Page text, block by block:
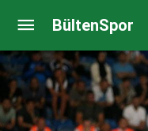
BültenSpor
Fenerbahçe’de
performans